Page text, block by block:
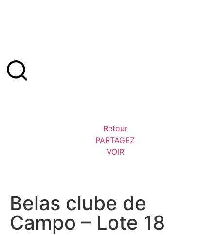
Retour
PARTAGEZ
VOIR
Belas clube de
Campo – Lote 18